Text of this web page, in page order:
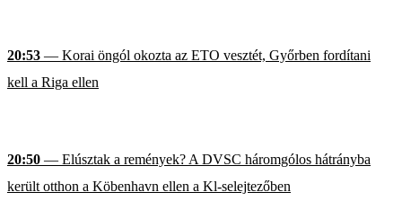
20:53 — Korai öngól okozta az ETO vesztét, Győrben fordítani
kell a Riga ellen
20:50 — Elúsztak a remények? A DVSC háromgólos hátrányba
került otthon a Köbenhavn ellen a Kl-selejtezőben